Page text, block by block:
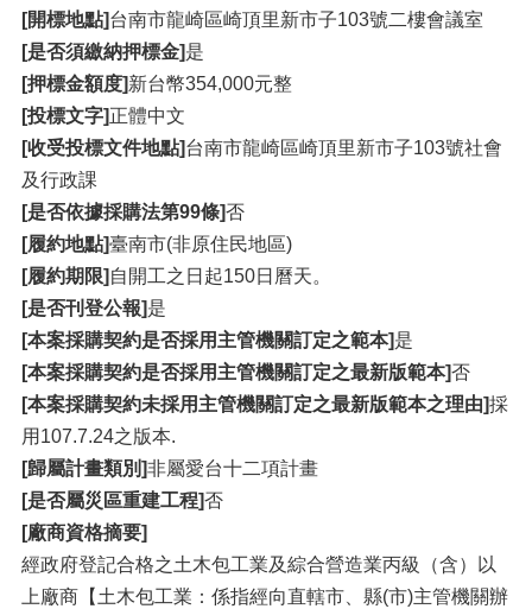
[開標地點]台南市龍崎區崎頂里新市子103號二樓會議室
[是否須繳納押標金]是
[押標金額度]新台幣354,000元整
[投標文字]正體中文
[收受投標文件地點]台南市龍崎區崎頂里新市子103號社會
及行政課
[是否依據採購法第99條]否
[履約地點]臺南市(非原住民地區)
[履約期限] 自開工之日起150日曆天。
[是否刊登公報]是
[本案採購契約是否採用主管機關訂定之範本]是
[本案採購契約是否採用主管機關訂定之最新版範本]否
[本案採購契約未採用主管機關訂定之最新版範本之理由]採
用107.7.24之版本.
[歸屬計畫類別]非屬愛台十二項計畫
[是否屬災區重建工程]否
[廠商資格摘要]
經政府登記合格之土木包工業及綜合營造業丙級（含）以
上廠商【土木包工業：係指經向直轄市、縣(市)主管機關辦